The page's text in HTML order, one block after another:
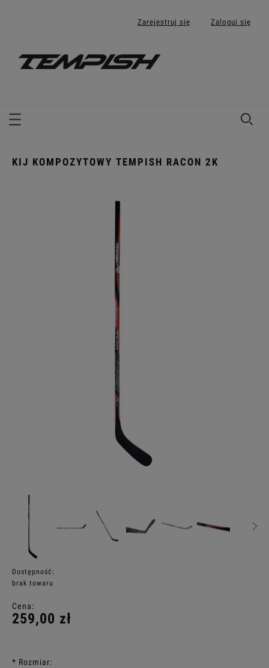
Zarejestruj się Zaloguj się
KIJ KOMPOZYTOWY TEMPISH RACON 2K
Dostępność:
brak towaru
Cena:
259,00 zł
* Rozmiar: